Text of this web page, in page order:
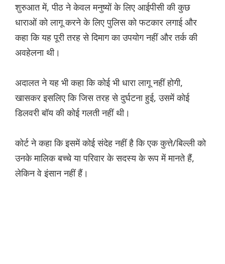
शुरुआत में, पीठ ने केवल मनुष्यों के लिए आईपीसी की कुछ
धाराओं को लागू करने के लिए पुलिस को फटकार लगाई और
कहा कि यह पूरी तरह से दिमाग का उपयोग नहीं और तर्क की
अवहेलना थी।
अदालत ने यह भी कहा कि कोई भी धारा लागू नहीं होगी,
खासकर इसलिए कि जिस तरह से दुर्घटना हुई, उसमें कोई
डिलवरी बॉय की कोई गलती नहीं थी।
कोर्ट ने कहा कि इसमें कोई संदेह नहीं है कि एक कुत्ते/बिल्ली को
उनके मालिक बच्चे या परिवार के सदस्य के रूप में मानते हैं,
लेकिन वे इंसान नहीं हैं।